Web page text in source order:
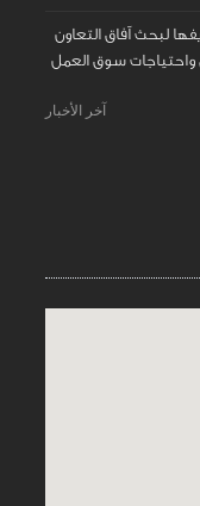
لبحث آفاق التعاون
سوق العمل
آخر الأخبار